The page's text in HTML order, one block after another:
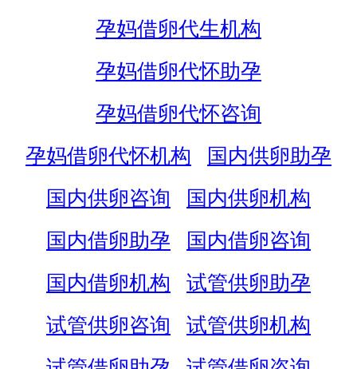
孕妈借卵代生机构
孕妈借卵代怀助孕
孕妈借卵代怀咨询
孕妈借卵代怀机构
国内供卵助孕
国内供卵咨询
国内供卵机构
国内借卵助孕
国内借卵咨询
国内借卵机构
试管供卵助孕
试管供卵咨询
试管供卵机构